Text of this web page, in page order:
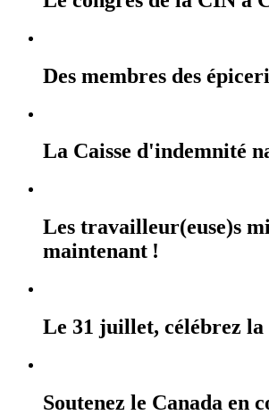
Des membres des
La Caisse d'indemnité
Les travailleur(euse)s
maintenant !
Le 31 juillet, célébrez la
Soutenez le Canada en